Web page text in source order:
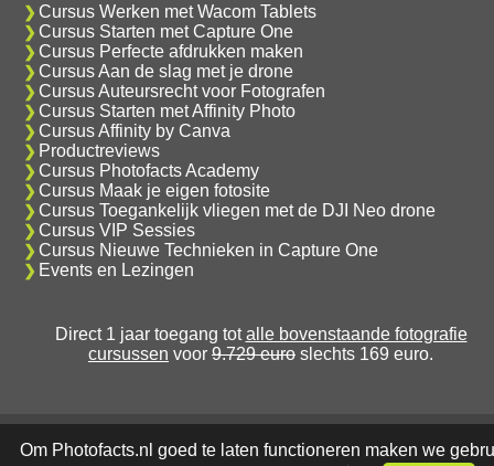
Cursus Werken met Wacom Tablets
Cursus Starten met Capture One
Cursus Perfecte afdrukken maken
Cursus Aan de slag met je drone
Cursus Auteursrecht voor Fotografen
Cursus Starten met Affinity Photo
Cursus Affinity by Canva
Productreviews
Cursus Photofacts Academy
Cursus Maak je eigen fotosite
Cursus Toegankelijk vliegen met de DJI Neo drone
Cursus VIP Sessies
Cursus Nieuwe Technieken in Capture One
Events en Lezingen
Direct 1 jaar toegang totalle bovenstaande fotografie
cursussen voor 9.729 euro slechts 169 euro.
Om Photofacts.nl goed te laten functioneren maken we